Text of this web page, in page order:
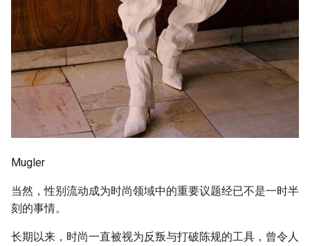
Mugler
当然，性别流动成为时尚领域中的重要议题经已不是一时半
刻的事情。
长期以来，时尚一直被视为反叛与打破陈规的工具，曾令人